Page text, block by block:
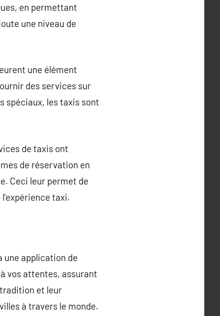
en permettant
une niveau de
une élément
des services sur
spéciaux, les taxis sont
de taxis ont
de réservation en
Ceci leur permet de
taxi.
une application de
vos attentes, assurant
et leur
à travers le monde.